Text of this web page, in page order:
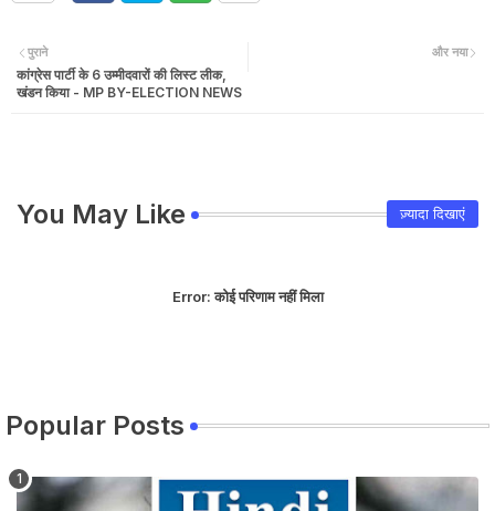
और नया
पुराने
कांग्रेस पार्टी के 6 उम्मीदवारों की लिस्ट लीक,
खंडन किया - MP BY-ELECTION NEWS
You May Like ज़्यादा दिखाएं
Error:कोई परिणाम नहीं मिला
Popular Posts